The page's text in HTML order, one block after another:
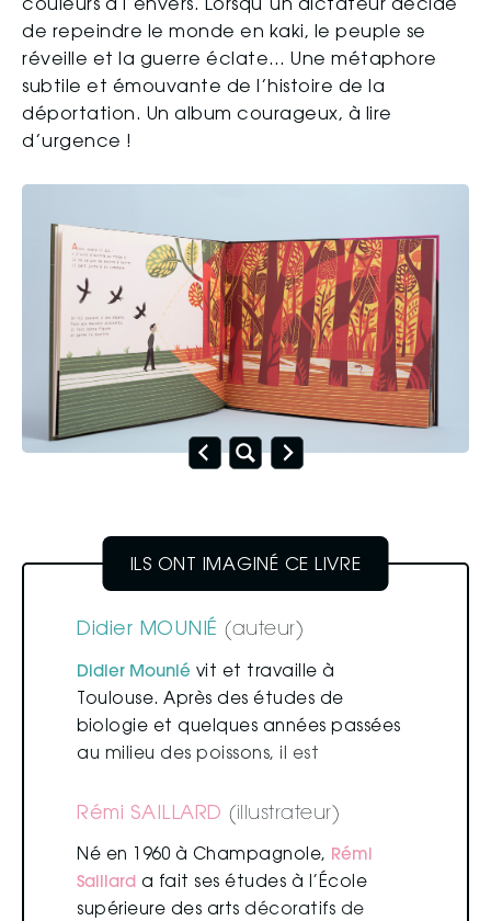
couleurs à l’envers. Lorsqu’un dictateur décide
de repeindre le monde en kaki, le peuple se
réveille et la guerre éclate… Une métaphore
subtile et émouvante de l’histoire de la
déportation. Un album courageux, à lire
d’urgence !
Didier MOUNIÉ (auteur)
Didier Mounié vit et travaille à
Toulouse. Après des études de
biologie et quelques années passées
au milieu des poissons, il
est
enfants. Son humour nourrit ses
Rémi SAILLARD (illustrateur)
Né en 1960 à Champagnole, Rémi
Saillard a fait ses études à l’École
supérieure des arts décoratifs de